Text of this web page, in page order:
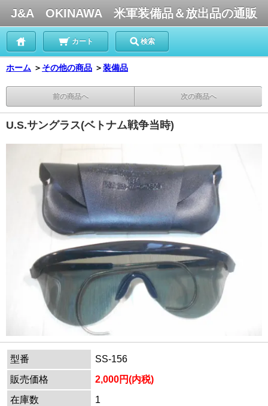
J&A OKINAWA 米軍装備品＆放出品の通販
カート 検索
ホーム ＞ その他の商品 ＞装備品
前の商品へ 次の商品へ
U.S.サングラス(ベトナム戦争当時)
型番
SS-156
販売価格
2,000円(内税)
在庫数
1